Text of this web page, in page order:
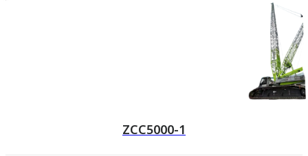
ZCC5000-1